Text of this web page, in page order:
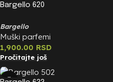
Bargello 620
Bargello
Muški parfemi
1,900.00 RSD
Pročitajte još